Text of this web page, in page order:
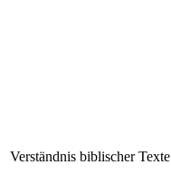
Verständnis biblischer Texte